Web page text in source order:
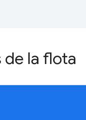
de la flota